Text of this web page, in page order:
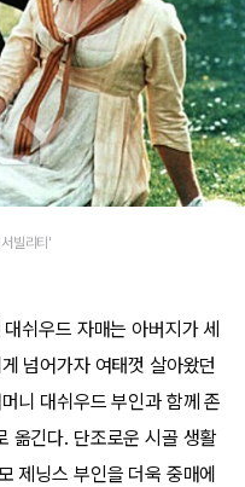
빌리티'
쉬우드 자매는 아버지가 세
넘어가자 여태껏 살아왔던
니 대쉬우드 부인과 함께 존
옮긴다. 단조로운 시골 생활
제닝스 부인을 더욱 중매에